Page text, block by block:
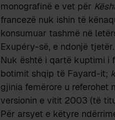
monografinë e vet për
francezë nuk ishin të
konsumuar tashmë në
Exupéry-së, e ndonjë tjetër.
Nuk është i qartë kuptimi i
botimit shqip të Fayard-it;
gjinia femërore u referohet
versionin e vitit 2003 (të
Për arsyet e këtyre